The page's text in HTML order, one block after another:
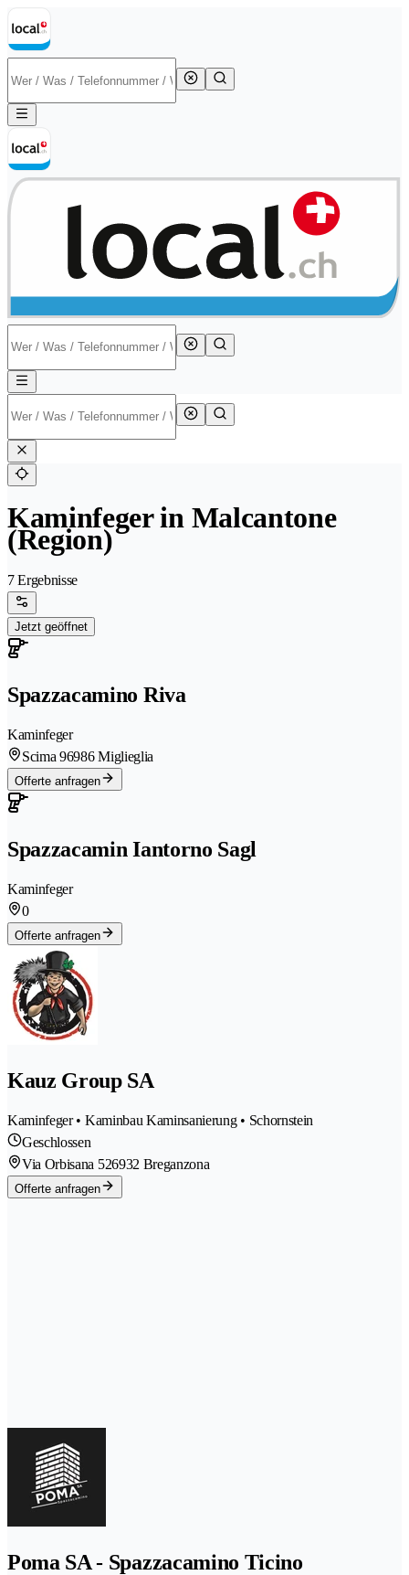
Kaminfeger in Malcantone
(Region)
7 Ergebnisse
Jetzt geöffnet
Spazzacamino Riva
Kaminfeger
Scima 96986 Miglieglia
Offerte anfragen
Spazzacamin Iantorno Sagl
Kaminfeger
0
Offerte anfragen
Kauz Group SA
Kaminfeger • Kaminbau Kaminsanierung • Schornstein
Geschlossen
Via Orbisana 526932 Breganzona
Offerte anfragen
Poma SA - Spazzacamino Ticino